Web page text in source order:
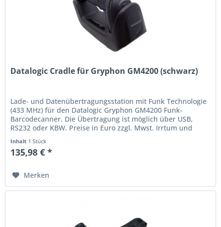
Datalogic Cradle für Gryphon GM4200 (schwarz)
Lade- und Datenübertragungsstation mit Funk Technologie
(433 MHz) für den Datalogic Gryphon GM4200 Funk-
Barcodecanner. Die Übertragung ist möglich über USB,
RS232 oder KBW. Preise in Euro zzgl. Mwst. Irrtum und
Inhalt 1 Stück
135,98 € *
Merken